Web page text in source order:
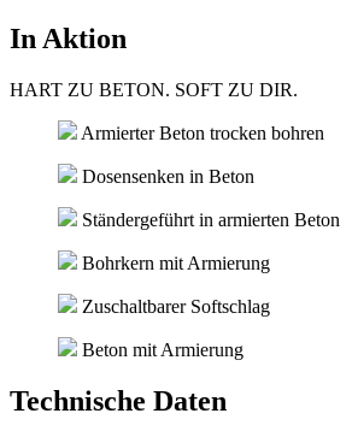
In Aktion
HART ZU BETON. SOFT ZU DIR.
Armierter Beton trocken bohren
Dosensenken in Beton
Ständergeführt in armierten Beton
Bohrkern mit Armierung
Zuschaltbarer Softschlag
Beton mit Armierung
Technische Daten